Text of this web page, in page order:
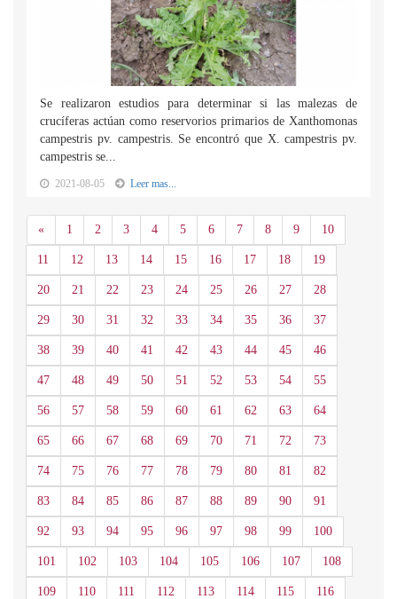
Se realizaron estudios para determinar si las malezas de
crucíferas actúan como reservorios primarios de Xanthomonas
campestris pv. campestris. Se encontró que X. campestris pv.
campestris se...
2021-08-05 Leer mas...
«Anterior
1 2 3 4 5 6 7 8 9 10
11 12 13 14 15 16 17 18 19
20 21 22 23 24 25 26 27 28
29 30 31 32 33 34 35 36 37
38 39 40 41 42 43 44 45 46
47 48 49 50 51 52 53 54 55
56 57 58 59 60 61 62 63 64
65 66 67 68 69 70 71 72 73
74 75 76 77 78 79 80 81 82
83 84 85 86 87 88 89 90 91
92 93 94 95 96 97 98 99 100
101 102 103 104 105 106 107 108
109 110 111 112 113 114 115 116